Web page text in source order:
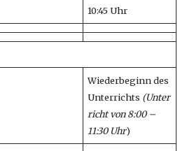
10:45 Uhr
Wiederbeginn des
Unterrichts (Unter
richt von 8:00 –
11:30 Uhr)